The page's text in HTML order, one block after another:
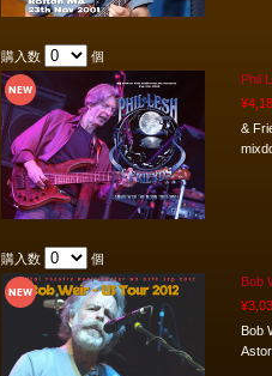
購入数
個
Phil
&
購入数
個
Bob
Bob